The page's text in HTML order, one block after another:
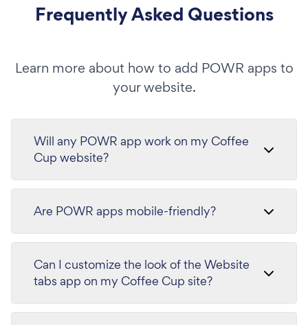
Frequently Asked Questions
Learn more about how to add POWR apps to
your website.
Will any POWR app work on my Coffee
Cup website?
Are POWR apps mobile-friendly?
Can I customize the look of the Website
tabs app on my Coffee Cup site?